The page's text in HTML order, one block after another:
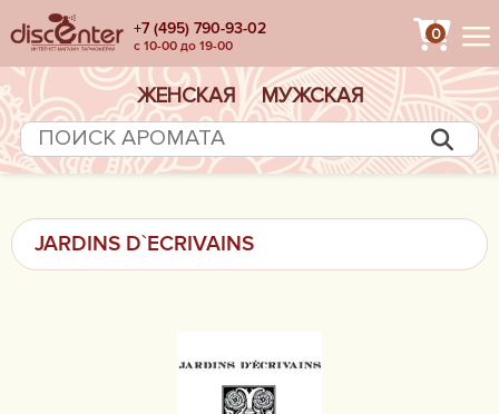
+7 (495) 790-93-02
с 10-00 до 19-00
0
ЖЕНСКАЯ МУЖСКАЯ
JARDINS D`ECRIVAINS